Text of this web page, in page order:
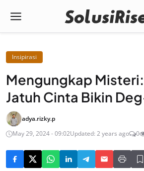
Insipirasi
Mengungkap
Jatuh Cinta Bikin
adya.rizky.p
May 29, 2024 - 09:02Updated: 2 years ago 0